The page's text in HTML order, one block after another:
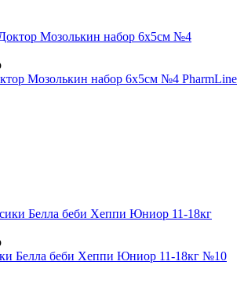
Мозолькин набор 6х5см №4 PharmLine
Белла беби Хеппи Юниор 11-18кг №10